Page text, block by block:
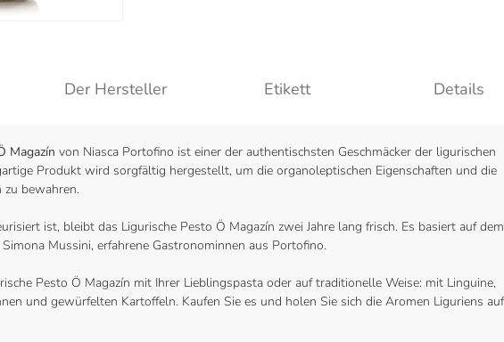
Der Hersteller Etikett Details
Magazín von Niasca Portofino ist einer der authentischsten Geschmäcker der ligurischen
Produkt wird sorgfältig hergestellt, um die organoleptischen Eigenschaften und die
bewahren.
ist, bleibt das Ligurische Pesto Ö Magazín zwei Jahre lang frisch. Es basiert auf dem
Mussini, erfahrene Gastronominnen aus Portofino.
Pesto Ö Magazín mit Ihrer Lieblingspasta oder auf traditionelle Weise: mit Linguine,
und gewürfelten Kartoffeln. Kaufen Sie es und holen Sie sich die Aromen Liguriens auf